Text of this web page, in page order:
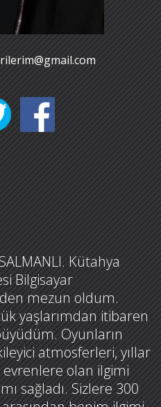
Kütahya
Bilgisayar
mezun oldum.
yaşlarımdan itibaren
Oyunların
atmosferleri, yıllar
olan ilgimi
sağladı. Sizlere 300